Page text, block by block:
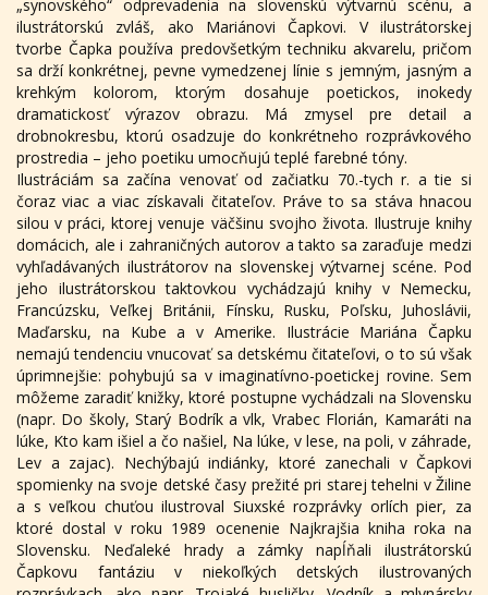
„synovského“ odprevadenia na slovenskú výtvarnú scénu, a
ilustrátorskú zvláš, ako Mariánovi Čapkovi. V ilustrátorskej
tvorbe Čapka používa predovšetkým techniku akvarelu, pričom
sa drží konkrétnej, pevne vymedzenej línie s jemným, jasným a
krehkým kolorom, ktorým dosahuje poetickos, inokedy
dramatickosť výrazov obrazu. Má zmysel pre detail a
drobnokresbu, ktorú osadzuje do konkrétneho rozprávkového
prostredia – jeho poetiku umocňujú teplé farebné tóny.
Ilustráciám sa začína venovať od začiatku 70.-tych r. a tie si
čoraz viac a viac získavali čitateľov. Práve to sa stáva hnacou
silou v práci, ktorej venuje väčšinu svojho života. Ilustruje knihy
domácich, ale i zahraničných autorov a takto sa zaraďuje medzi
vyhľadávaných ilustrátorov na slovenskej výtvarnej scéne. Pod
jeho ilustrátorskou taktovkou vychádzajú knihy v Nemecku,
Francúzsku, Veľkej Británii, Fínsku, Rusku, Poľsku, Juhoslávii,
Maďarsku, na Kube a v Amerike. Ilustrácie Mariána Čapku
nemajú tendenciu vnucovať sa detskému čitateľovi, o to sú však
úprimnejšie: pohybujú sa v imaginatívno-poetickej rovine. Sem
môžeme zaradiť knižky, ktoré postupne vychádzali na Slovensku
(napr. Do školy, Starý Bodrík a vlk, Vrabec Florián, Kamaráti na
lúke, Kto kam išiel a čo našiel, Na lúke, v lese, na poli, v záhrade,
Lev a zajac). Nechýbajú indiánky, ktoré zanechali v Čapkovi
spomienky na svoje detské časy prežité pri starej tehelni v Žiline
a s veľkou chuťou ilustroval Siuxské rozprávky orlích pier, za
ktoré dostal v roku 1989 ocenenie Najkrajšia kniha roka na
Slovensku. Neďaleké hrady a zámky napĺňali ilustrátorskú
Čapkovu fantáziu v niekoľkých detských ilustrovaných